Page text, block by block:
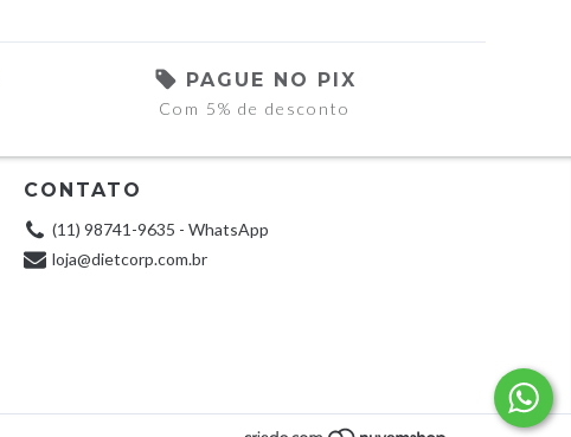
PAGUE NO PIX
Com 5% de desconto
CONTATO
(11) 98741-9635 - WhatsApp
loja@dietcorp.com.br